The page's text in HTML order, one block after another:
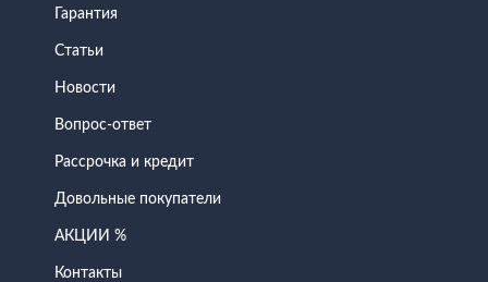
Гарантия
Статьи
Новости
Вопрос-ответ
Рассрочка и кредит
Довольные покупатели
АКЦИИ %
Контакты